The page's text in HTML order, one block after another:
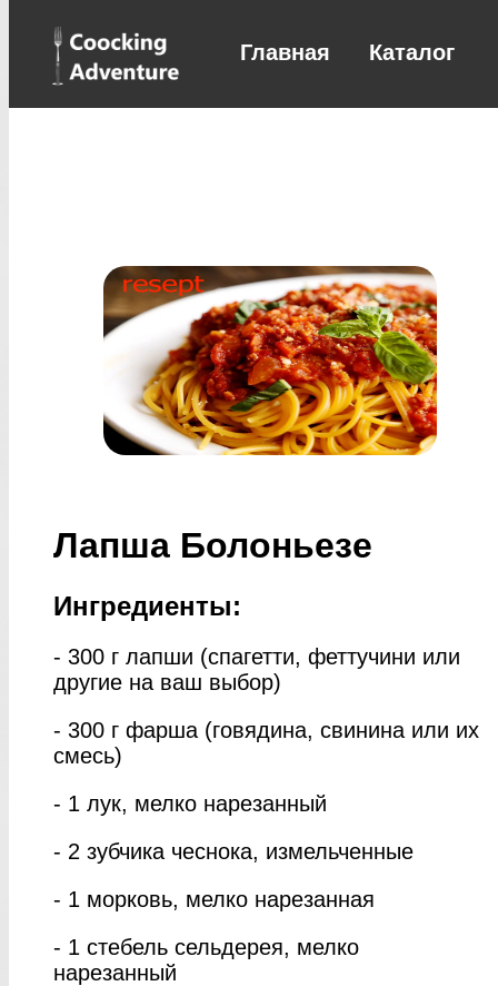
Главная Каталог
Лапша Болоньезе
Ингредиенты:
- 300 г лапши (спагетти, феттучини или
другие на ваш выбор)
- 300 г фарша (говядина, свинина или их
смесь)
- 1 лук, мелко нарезанный
- 2 зубчика чеснока, измельченные
- 1 морковь, мелко нарезанная
- 1 стебель сельдерея, мелко
нарезанный